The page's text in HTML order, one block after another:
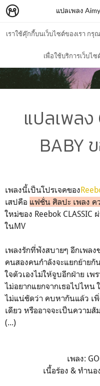
เราใช้คุ๊กกี้บนเว็บไซต์ของเรา ก
เพื่อใช้บริการเว็บไซ
แปลเพลง
แปลเพลง
BABY
เพลงนี้เป็นโปรเจคของ
เสปคือ แฟชั่น ศิลปะ เพลง ค
ใหม่ของ Reebok CLASSIC
ในMV
เพลงรักที่ฟังสบายๆ อีกเพล
คนสองคนกำลังจะแยกย้าย
ใจตัวเองไม่ให้จูบอีกฝ่าย เพ
ไม่อยากแยกจากเธอไปไห
ไม่แน่ชัดว่า คบหากันแล้ว เพิ่
เดียว หรืออาจจะเป็นความ
(...)
เพลง:
เนื้อร้อง & ทำน